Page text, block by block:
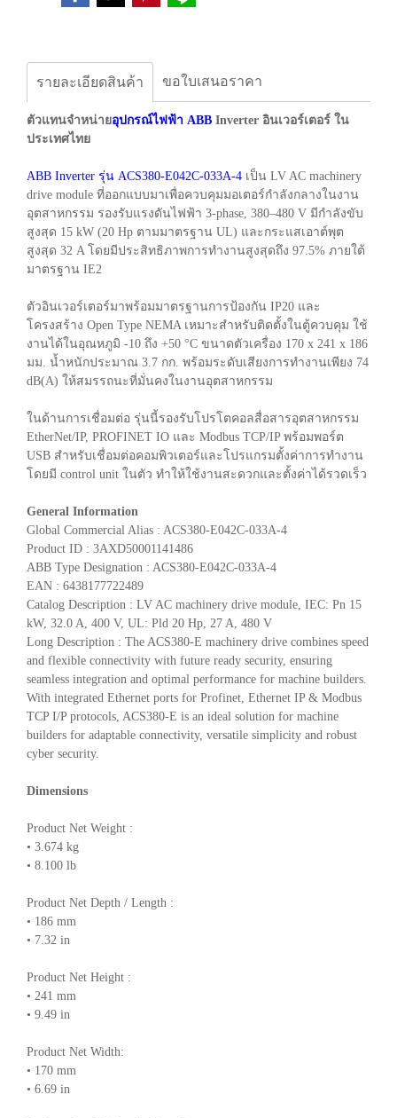
รายละเอียดสินค้า ขอใบเสนอราคา
ตัวแทนจำหน่ายอุปกรณ์ไฟฟ้า ABB Inverter อินเวอร์เตอร์ ใน
ประเทศไทย
ABB Inverter รุ่น ACS380-E042C-033A-4 เป็น LV AC machinery
drive module ที่ออกแบบมาเพื่อควบคุมมอเตอร์กำลังกลางในงาน
อุตสาหกรรม รองรับแรงดันไฟฟ้า 3-phase, 380–480 V มีกำลังขับ
สูงสุด 15 kW (20 Hp ตามมาตรฐาน UL) และกระแสเอาต์พุต
สูงสุด 32 A โดยมีประสิทธิภาพการทำงานสูงสุดถึง 97.5% ภายใต้
มาตรฐาน IE2
ตัวอินเวอร์เตอร์มาพร้อมมาตรฐานการป้องกัน IP20 และ
โครงสร้าง Open Type NEMA เหมาะสำหรับติดตั้งในตู้ควบคุม ใช้
งานได้ในอุณหภูมิ -10 ถึง +50 °C ขนาดตัวเครื่อง 170 x 241 x 186
มม. น้ำหนักประมาณ 3.7 กก. พร้อมระดับเสียงการทำงานเพียง 74
dB(A) ให้สมรรถนะที่มั่นคงในงานอุตสาหกรรม
ในด้านการเชื่อมต่อ รุ่นนี้รองรับโปรโตคอลสื่อสารอุตสาหกรรม
EtherNet/IP, PROFINET IO และ Modbus TCP/IP พร้อมพอร์ต
USB สำหรับเชื่อมต่อคอมพิวเตอร์และโปรแกรมตั้งค่าการทำงาน
โดยมี control unit ในตัว ทำให้ใช้งานสะดวกและตั้งค่าได้รวดเร็ว
General Information
Global Commercial Alias : ACS380-E042C-033A-4
Product ID : 3AXD50001141486
ABB Type Designation : ACS380-E042C-033A-4
EAN : 6438177722489
Catalog Description : LV AC machinery drive module, IEC: Pn 15
kW, 32.0 A, 400 V, UL: Pld 20 Hp, 27 A, 480 V
Long Description : The ACS380-E machinery drive combines speed
and flexible connectivity with future ready security, ensuring
seamless integration and optimal performance for machine builders.
With integrated Ethernet ports for Profinet, Ethernet IP & Modbus
TCP I/P protocols, ACS380-E is an ideal solution for machine
builders for adaptable connectivity, versatile simplicity and robust
cyber security.
Dimensions
Product Net Weight :
• 3.674 kg
• 8.100 lb
Product Net Depth / Length :
• 186 mm
• 7.32 in
Product Net Height :
• 241 mm
• 9.49 in
Product Net Width:
• 170 mm
• 6.69 in